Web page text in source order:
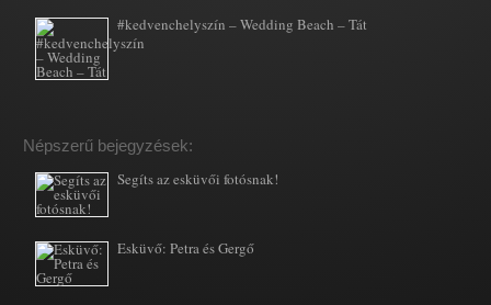
#kedvenchelyszín – Wedding Beach – Tát
Népszerű bejegyzések:
Segíts az esküvői fotósnak!
Esküvő: Petra és Gergő